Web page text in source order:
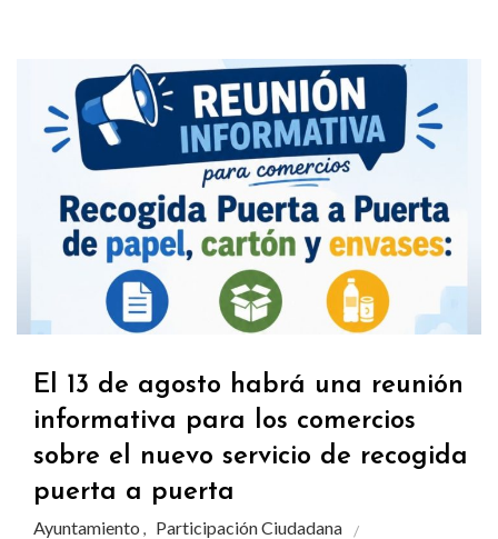
El 13 de agosto habrá una reunión
informativa para los comercios
sobre el nuevo servicio de recogida
puerta a puerta
Ayuntamiento , Participación Ciudadana